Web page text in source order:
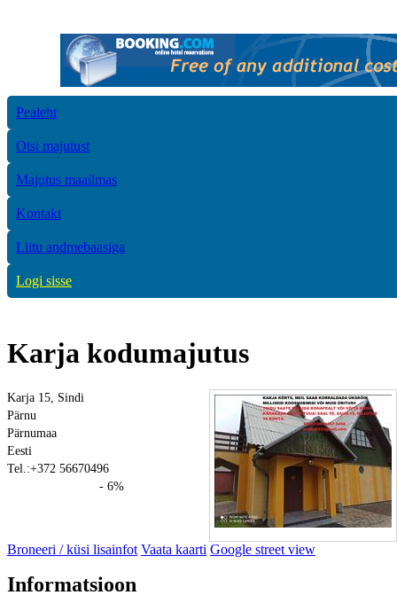
Pealeht
Otsi majutust
Majutus maailmas
Kontakt
Liitu andmebaasiga
Logi sisse
Karja kodumajutus
Karja 15, Sindi
Pärnu
Pärnumaa
Eesti
Tel.:+372 56670496
- 6%
Broneeri / küsi lisainfot Vaata kaarti Google street view
Informatsioon